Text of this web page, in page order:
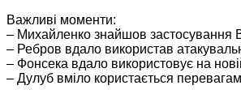
Важливі моменти:
– Михайленко знайшов застосування
– Ребров вдало використав
– Фонсека вдало використовує на
– Дулуб вміло користається